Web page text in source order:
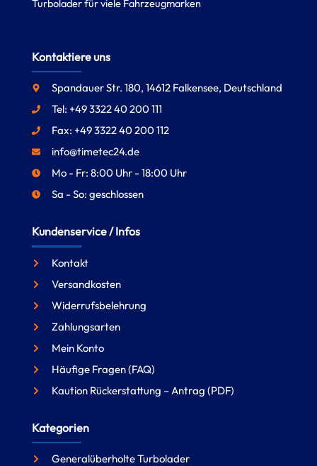
Turbolader für viele Fahrzeugmarken
Kontaktiere uns
Spandauer Str. 180, 14612 Falkensee, Deutschland
Tel: +49 3322 40 200 111
Fax: +49 3322 40 200 112
info@timetec24.de
Mo - Fr: 8:00 Uhr - 18:00 Uhr
Sa - So: geschlossen
Kundenservice / Infos
Kontakt
Versandkosten
Widerrufsbelehrung
Zahlungsarten
Mein Konto
Häufige Fragen (FAQ)
Kaution Rückerstattung – Antrag (PDF)
Kategorien
Generalüberholte Turbolader